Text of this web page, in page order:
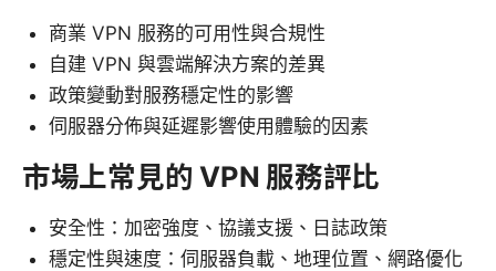
商業 VPN 服務的可用性與合規性
自建 VPN 與雲端解決方案的差異
政策變動對服務穩定性的影響
伺服器分佈與延遲影響使用體驗的因素
市場上常見的 VPN 服務評比
安全性：加密強度、協議支援、日誌政策
穩定性與速度：伺服器負載、地理位置、網路優化